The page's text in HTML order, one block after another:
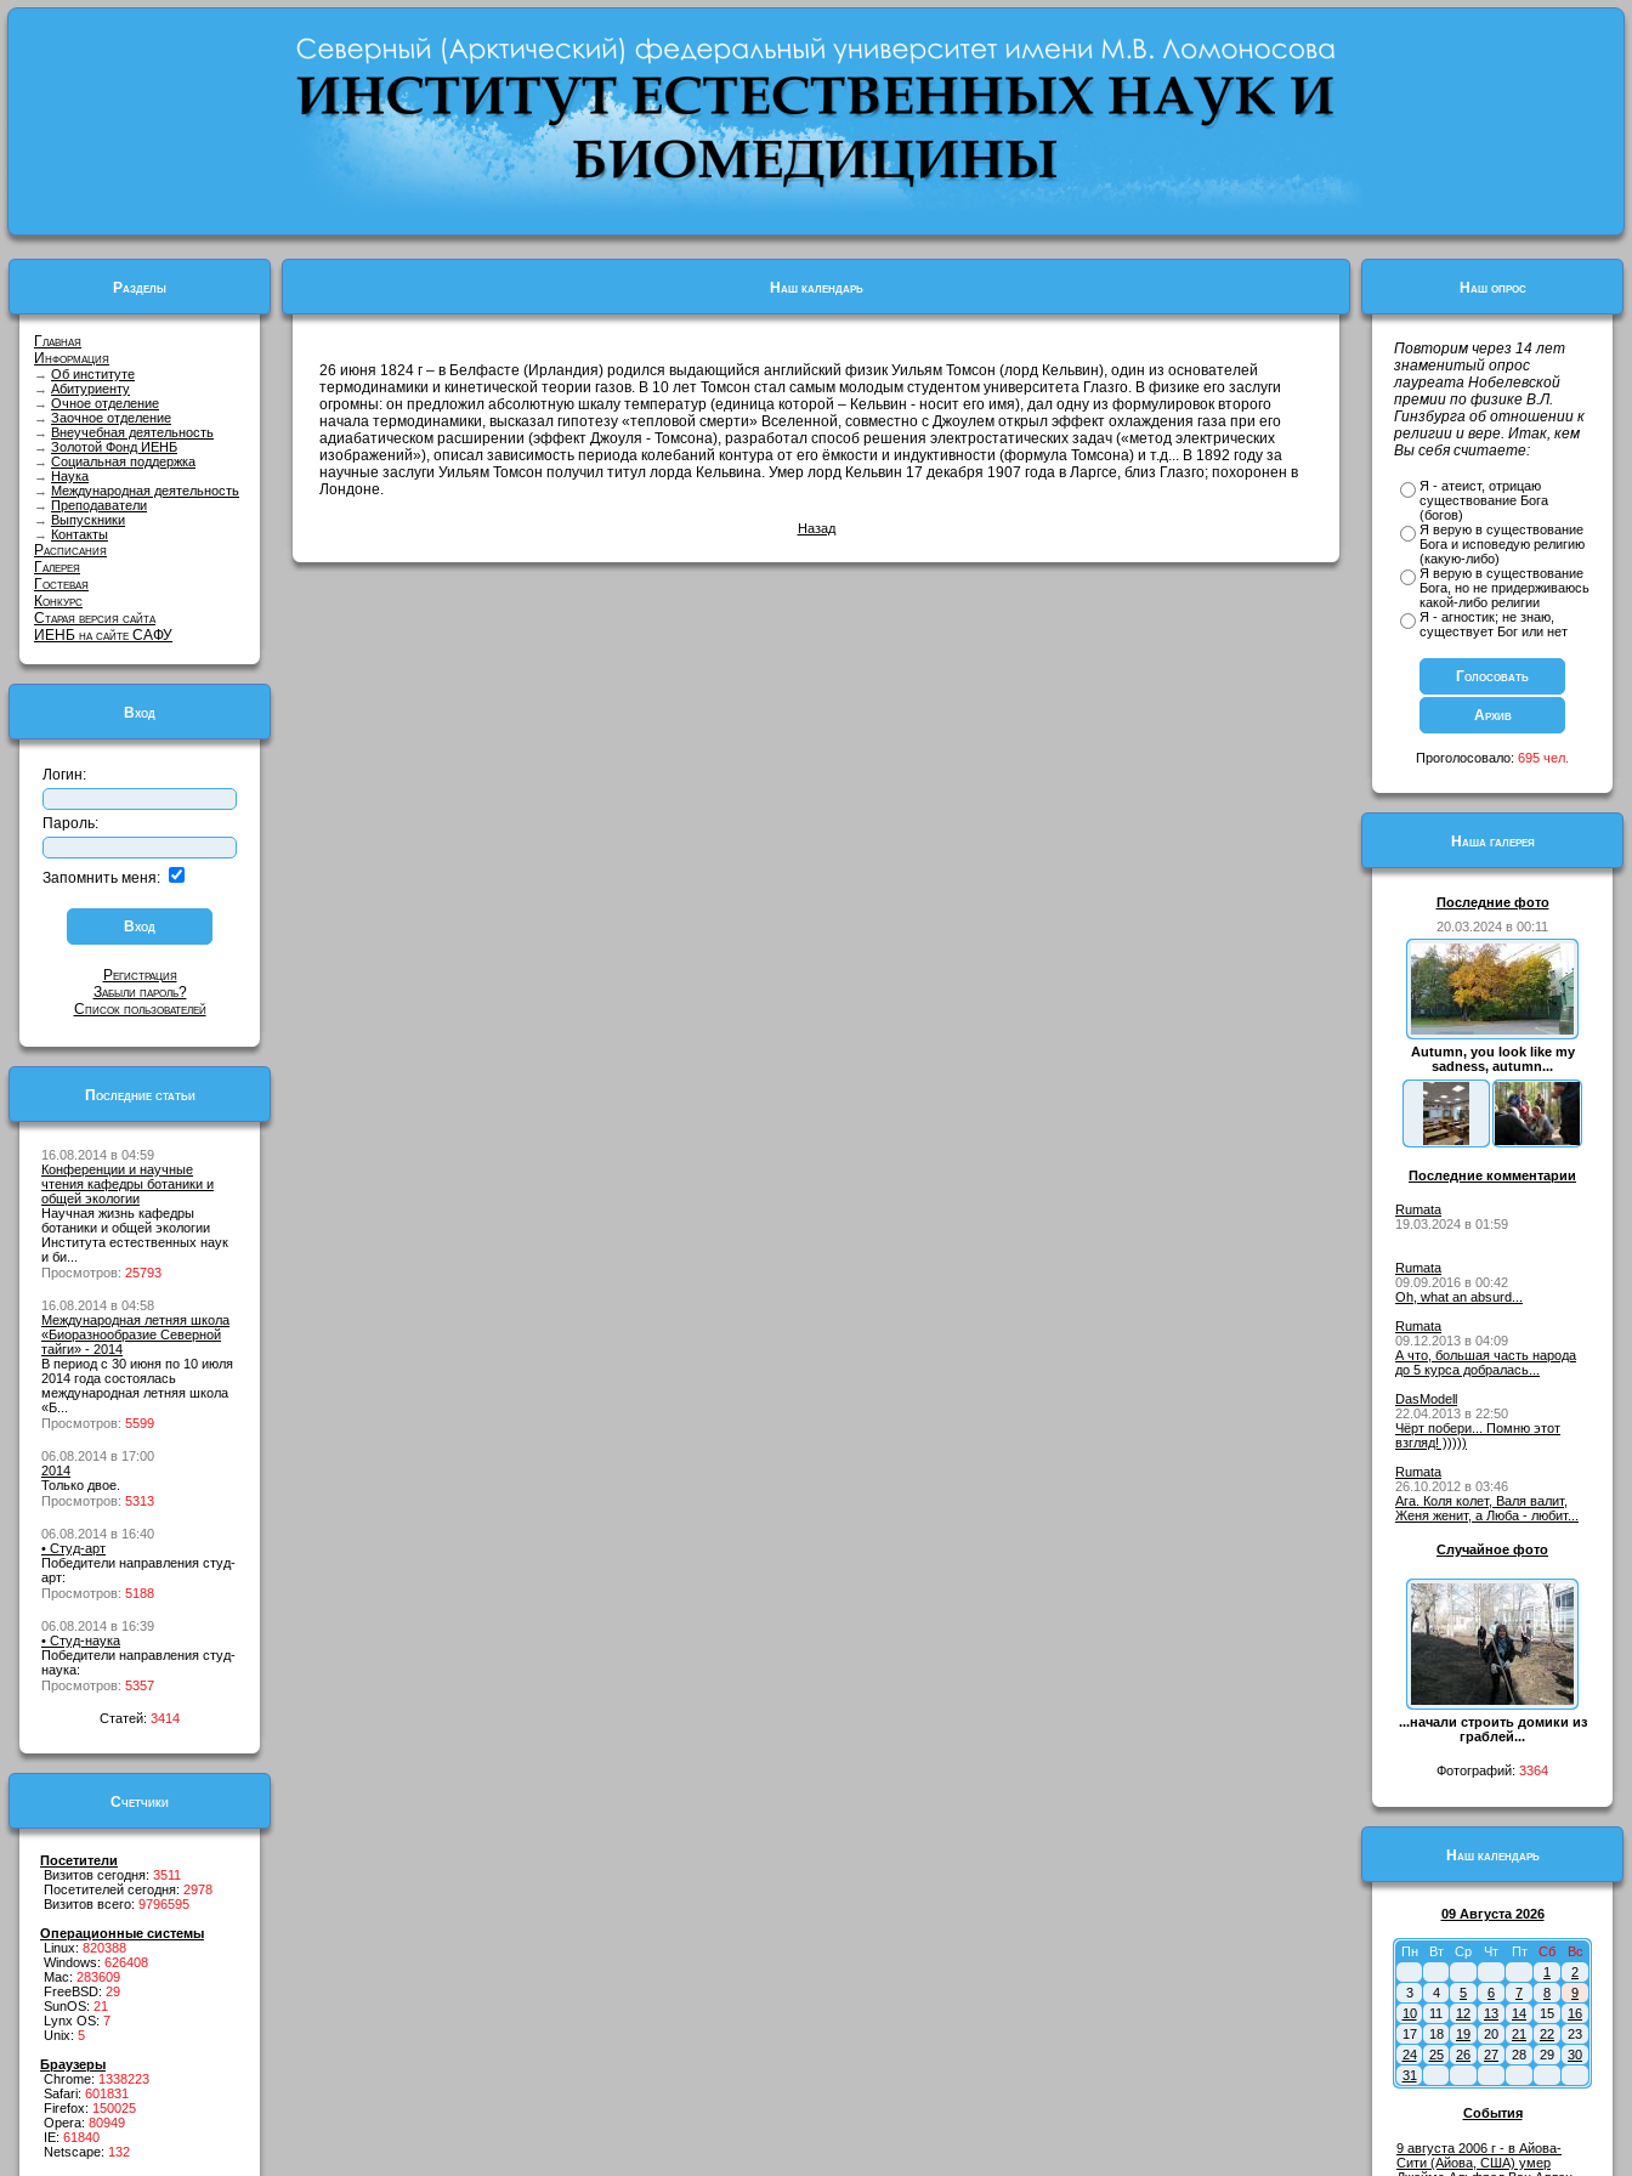
Разделы
Главная
Информация
→ Об институте
→ Абитуриенту
→ Очное отделение
→ Заочное отделение
→ Внеучебная деятельность
→ Золотой Фонд ИЕНБ
→ Социальная поддержка
→ Наука
→ Международная деятельность
→ Преподаватели
→ Выпускники
→ Контакты
Расписания
Галерея
Гостевая
Конкурс
Старая версия сайта
ИЕНБ на сайте САФУ
Вход
Логин:
Пароль:
Запомнить меня:
Регистрация
Забыли пароль?
Список пользователей
Последние статьи
16.08.2014 в 04:59
Конференции и научные
чтения кафедры ботаники и
общей экологии
Научная жизнь кафедры
ботаники и общей экологии
Института естественных наук
и би...
Просмотров: 25793
16.08.2014 в 04:58
Международная летняя школа
«Биоразнообразие Северной
тайги» - 2014
В период с 30 июня по 10 июля
2014 года состоялась
международная летняя школа
«Б...
Просмотров: 5599
06.08.2014 в 17:00
2014
Только двое.
Просмотров: 5313
06.08.2014 в 16:40
• Студ-арт
Победители направления студ-
арт:
Просмотров: 5188
06.08.2014 в 16:39
• Студ-наука
Победители направления студ-
наука:
Просмотров: 5357
Статей: 3414
Счетчики
Посетители
Визитов сегодня: 3511
Посетителей сегодня: 2978
Визитов всего: 9796595
Операционные системы
Linux: 820388
Windows: 626408
Mac: 283609
FreeBSD: 29
SunOS: 21
Lynx OS: 7
Unix: 5
Браузеры
Chrome: 1338223
Safari: 601831
Firefox: 150025
Opera: 80949
IE: 61840
Netscape: 132
Наш календарь
26 июня 1824 г – в Белфасте (Ирландия) родился выдающийся английский физик Уильям Томсон (лорд Кельвин), один из основателей
термодинамики и кинетической теории газов. В 10 лет Томсон стал самым молодым студентом университета Глазго. В физике его заслуги
огромны: он предложил абсолютную шкалу температур (единица которой – Кельвин - носит его имя), дал одну из формулировок второго
начала термодинамики, высказал гипотезу «тепловой смерти» Вселенной, совместно с Джоулем открыл эффект охлаждения газа при его
адиабатическом расширении (эффект Джоуля - Томсона), разработал способ решения электростатических задач («метод электрических
изображений»), описал зависимость периода колебаний контура от его ёмкости и индуктивности (формула Томсона) и т.д... В 1892 году за
научные заслуги Уильям Томсон получил титул лорда Кельвина. Умер лорд Кельвин 17 декабря 1907 года в Ларгсе, близ Глазго; похоронен в
Лондоне.
Назад
Наш опрос
Повторим через 14 лет
знаменитый опрос
лауреата Нобелевской
премии по физике В.Л.
Гинзбурга об отношении к
религии и вере. Итак, кем
Вы себя считаете:
Я - атеист, отрицаю
существование Бога
(богов)
Я верую в существование
Бога и исповедую религию
(какую-либо)
Я верую в существование
Бога, но не придерживаюсь
какой-либо религии
Я - агностик; не знаю,
существует Бог или нет
Проголосовало: 695 чел.
Наша галерея
Последние фото
20.03.2024 в 00:11
Autumn, you look like my
sadness, autumn...
Последние комментарии
Rumata
19.03.2024 в 01:59
Rumata
09.09.2016 в 00:42
Oh, what an absurd...
Rumata
09.12.2013 в 04:09
А что, большая часть народа
до 5 курса добралась...
DasModell
22.04.2013 в 22:50
Чёрт побери... Помню этот
взгляд! )))))
Rumata
26.10.2012 в 03:46
Ага. Коля колет, Валя валит,
Женя женит, а Люба - любит...
Случайное фото
...начали строить домики из
граблей...
Фотографий: 3364
Наш календарь
09 Августа 2026
Пн Вт Ср Чт Пт Сб
Вс
1
2
3
4 5 6 7 8
9
10
11 12 13 14 15
16
17
18 19 20 21 22
23
24
25 26 27 28 29
30
31
События
9 августа 2006 г - в Айова-
Сити (Айова, США) умер